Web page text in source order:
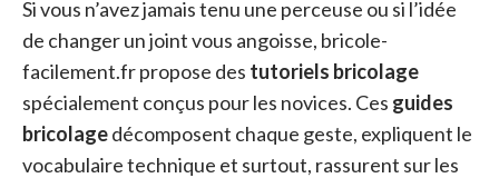
Si vous n’avez jamais tenu une perceuse ou si l’idée
de changer un joint vous angoisse, bricole-
facilement.fr propose des tutoriels bricolage
spécialement conçus pour les novices. Ces guides
bricolagedécomposent chaque geste, expliquent le
vocabulaire technique et surtout, rassurent sur les